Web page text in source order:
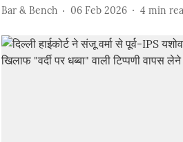
Bar & Bench 06 Feb 2026 4 min